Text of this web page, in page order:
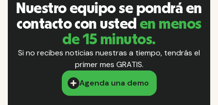
Nuestro equipo se pondrá en
contacto con usteden menos
de 15 minutos.
Si no recibes noticias nuestras a tiempo, tendrás el
primer mes GRATIS.
Agenda una demo